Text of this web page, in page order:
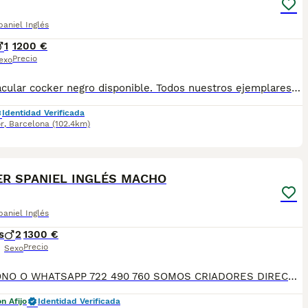
Inglés
1 1200 €
Precio
Espectacular cocker negro disponible. Todos nuestros ejemplares son nacidos y criados en nuestro propio centro, asegurando un correcto desarrollo y un carácter juguetón y extrovertido. Se entregan con el carnet de vacunas con el plan correspondiente a su edad, desparasitado y microchip implantado. Facilitamos junto al cachorro, contrato de compra, detallando las garantías víricas de 15 días y congénitas de 1 año . Contamos con un gran equipo de profesionales en plantilla, entre los que se encuentra un veterinario y varios auxiliares, por lo que los controles sanitarios se realizan a diario. Para más información Escríbenos vía WhatsApp al 722374274 núcleo zoológico B2500604
Identidad Verificada
, Barcelona (102.4km)
SPANIEL INGLÉS MACHO
Inglés
2
Sexo
1300 €
Precio
TELEFONO O WHATSAPP 722 490 760 SOMOS CRIADORES DIRECTOS SIN INTERMEDIARIOS! MAS DE 20 AÑOS EN EL SECTOR NOS AVALAN, VALORANDO NO SOLO LA CRIA RESPONSABLE SI NO TAMBIEN LA SELECCIÓN PARA MEJORAR LA RAZA DURANTE TODOS ESTOS AÑOS. NUESTROS CACHORROS SE ENTREGAN PREVIAMENTE REVISADOS POR UN VETERINARIO PROFESIONAL Y BAJO LOS MAS ESTRICTOS CONTROLES DE SALUD, HACEMOS HINCAPIÉ EN SU SOCIABILIZACIÓN PARA SU CORRECTO DESARROLLO NEUROLOGICO! Y OS ASESORAMOS ANTES DURANTE Y DESPUES DE LA ENTREGA PARA QUE TODO SEA LO MAS AFABLE Y FACIL POSIBLE DURANTE LA ADAPTACION! NUESTROS BEBE SE ENTREGAN A PARTIR DE LOS DOS MESES CON SUS VACUNAS AL DIA, DESPARASITADOS Y CON GARANTIAS DE SALUD, MICROCHIP Y CARTILLA DE VACUNACION! SI BUSCAS UN COMPAÑERO SANO Y EQUILIBRADO ESTE ES EL LUGAR, TE ASESORAREMOS DURANTE TODO EL PROCESO NO DUDES EN CONSULTAR POR NUESTROS PEQUES AL 722 490 760
Afijo
Identidad Verificada